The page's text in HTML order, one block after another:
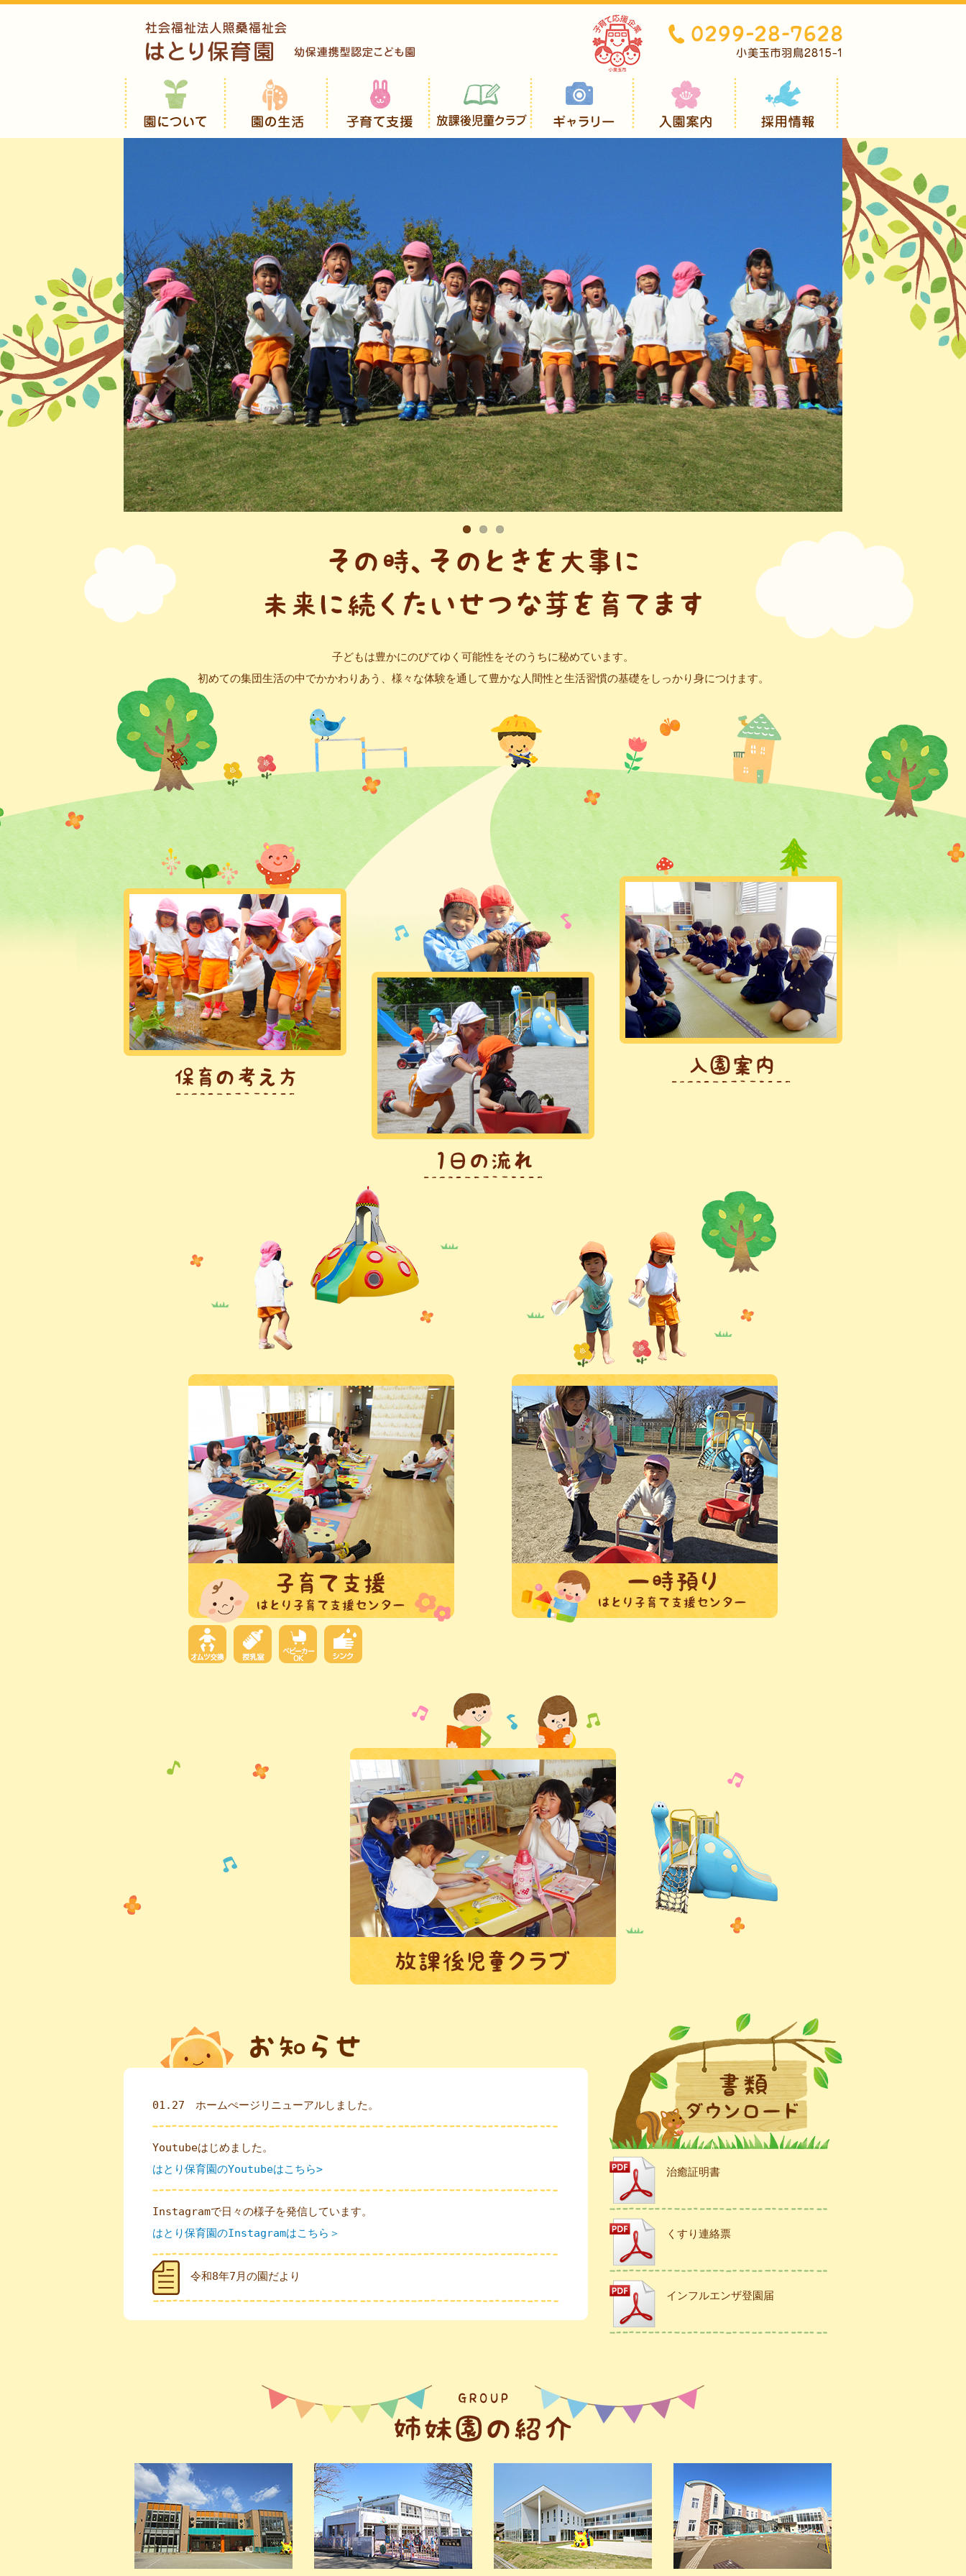
子どもは豊かにのびてゆく可能性をそのうちに秘めています。
初めての集団生活の中でかかわりあう、様々な体験を通して豊かな人間性と生活習慣の基礎をしっかり身につけます。
01.27 ホームぺージリニューアルしました。
Youtubeはじめました。
はとり保育園のYoutubeはこちら>
Instagramで日々の様子を発信しています。
はとり保育園のInstagramはこちら＞
令和8年7月の園だより
治癒証明書
くすり連絡票
インフルエンザ登園届